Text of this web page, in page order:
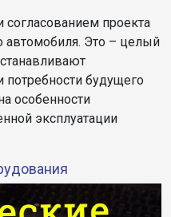
проекта
автомобиля. Это – целый
потребности будущего
особенности
эксплуатации